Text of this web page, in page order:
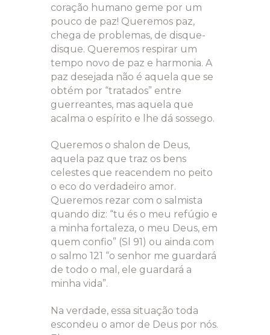
coração humano geme por um
pouco de paz! Queremos paz,
chega de problemas, de disque-
disque. Queremos respirar um
tempo novo de paz e harmonia. A
paz desejada não é aquela que se
obtém por “tratados” entre
guerreantes, mas aquela que
acalma o espírito e lhe dá sossego.
Queremos o shalon de Deus,
aquela paz que traz os bens
celestes que reacendem no peito
o eco do verdadeiro amor.
Queremos rezar com o salmista
quando diz: “tu és o meu refúgio e
a minha fortaleza, o meu Deus, em
quem confio” (Sl 91) ou ainda com
o salmo 121 “o senhor me guardará
de todo o mal, ele guardará a
minha vida”.
Na verdade, essa situação toda
escondeu o amor de Deus por nós.